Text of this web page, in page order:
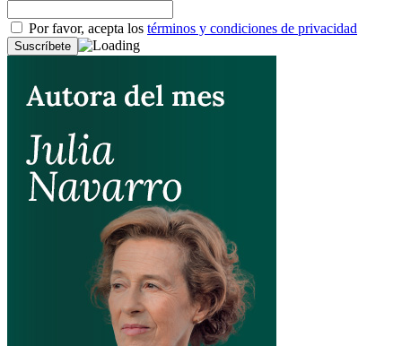
Por favor, acepta los términos y condiciones de privacidad